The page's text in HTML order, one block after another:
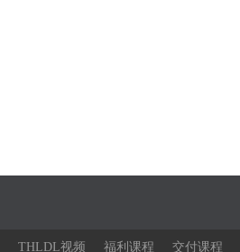
THLDL视频 福利课程 交付课程